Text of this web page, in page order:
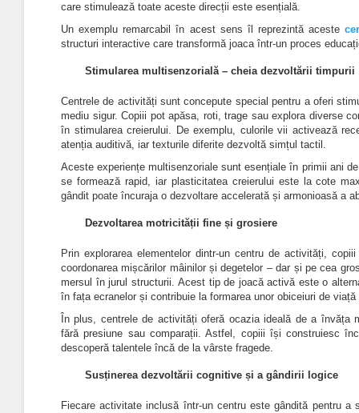
care stimulează toate aceste direcții este esențială.
Un exemplu remarcabil în acest sens îl reprezintă aceste
structuri interactive care transformă joaca într-un proces
Stimularea multisenzorială – cheia dezvoltării timpurii
Centrele de activități sunt concepute special pentru a oferi
mediu sigur. Copiii pot apăsa, roti, trage sau explora diverse
în stimularea creierului. De exemplu, culorile vii activează
atenția auditivă, iar texturile diferite dezvoltă simțul tactil.
Aceste experiențe multisenzoriale sunt esențiale în primii ani
se formează rapid, iar plasticitatea creierului este la cote
gândit poate încuraja o dezvoltare accelerată și armonioasă a
Dezvoltarea motricității fine și grosiere
Prin explorarea elementelor dintr-un centru de activități,
coordonarea mișcărilor mâinilor și degetelor – dar și pe cea
mersul în jurul structurii.Acest tip de joacă activă este o
în fața ecranelor și contribuie la formarea unor obiceiuri de viață
În plus, centrele de activități oferă ocazia ideală de a învăța
fără presiune sau comparații. Astfel, copiii își construiesc
descoperă talentele încă de la vârste fragede.
Susținerea dezvoltării cognitive și a gândirii logice
Fiecare activitate inclusă într-un centru este gândită pentru a